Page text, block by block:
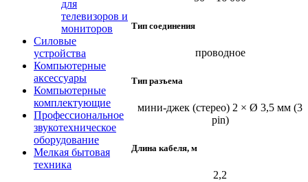
для
телевизоров и
мониторов
Силовые
устройства
Компьютерные
аксессуары
Компьютерные
комплектующие
Профессиональное
звукотехническое
оборудование
Мелкая бытовая
техника
Тип соединения
проводное
Тип разъема
мини-джек (стерео) 2 × Ø 3,5 мм (3
pin)
Длина кабеля, м
2,2